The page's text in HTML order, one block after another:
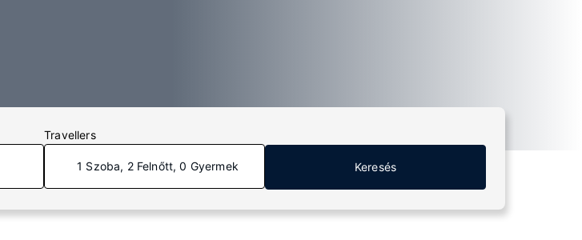
Travellers
1 Szoba, 2 Felnőtt, 0 Gyermek Keresés